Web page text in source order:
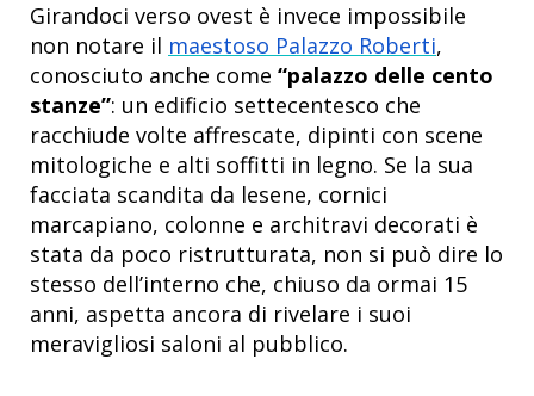
Girandoci verso ovest è invece impossibile
non notare il maestoso Palazzo Roberti,
conosciuto anche come “palazzo delle cento
stanze”: un edificio settecentesco che
racchiude volte affrescate, dipinti con scene
mitologiche e alti soffitti in legno. Se la sua
facciata scandita da lesene, cornici
marcapiano, colonne e architravi decorati è
stata da poco ristrutturata, non si può dire lo
stesso dell’interno che, chiuso da ormai 15
anni, aspetta ancora di rivelare i suoi
meravigliosi saloni al pubblico.